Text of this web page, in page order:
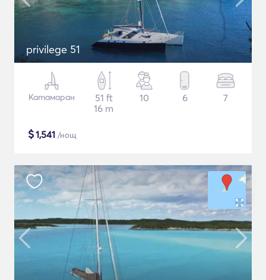
privilege 51
Катамаран
51 ft
16 m
10 6 7
$1,541 /нощ